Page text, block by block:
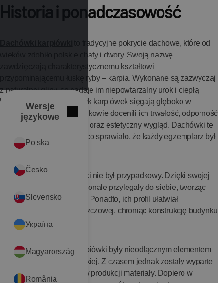
Historia i ponadczasowość
to tradycyjne pokrycie dachowe, które od
wieków zdobiło polskie chaty i dwory. Swoją nazwę
zawdzięczają charakterystycznemu kształtowi
przypominającemu łuskę ryby – karpia. Wykonane są zazwyczaj
z naturalnej gliny, co nadaje im niepowtarzalny urok i ciepłą
barwę. Korzenie dachówek karpiówek sięgają głęboko w
przeszłość. Już nasi przodkowie docenili ich trwałość, odporność
na warunki atmosferyczne oraz estetyczny wygląd. Dachówki te
były wytwarzane ręcznie, co sprawiało, że każdy egzemplarz był
unikalny.
Kształt dachówki karpiówki nie był przypadkowy. Dzięki swojej
konstrukcji dachówki doskonale przylegały do siebie, tworząc
szczelną i trwałą powłokę. Ponadto, ich profil ułatwiał
odprowadzanie wody deszczowej, chroniąc konstrukcję budynku
przed wilgocią.
Przez wieki dachówki karpiówki były nieodłącznym elementem
polskiej architektury wiejskiej. Z czasem jednak zostały wyparte
przez tańsze i łatwiejsze w produkcji materiały. Dopiero w
Wersje
językowe
Zamknij
English
Polska
Česko
Slovensko
Україна
Magyarország
România